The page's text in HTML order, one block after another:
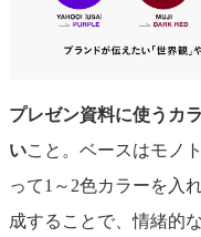
プレゼン資料に使うカ
いこと。ベースはモノ
って1～2色カラーを入
成することで、情緒的